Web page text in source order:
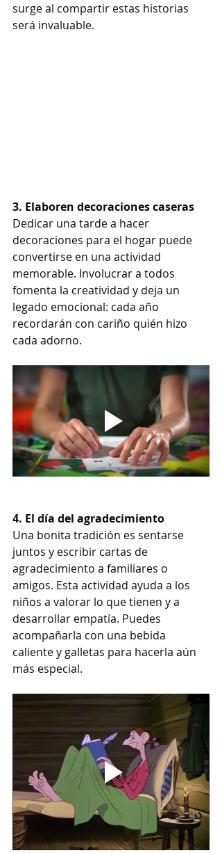
surge al compartir estas historias
será invaluable.
3. Elaboren decoraciones caseras
Dedicar una tarde a hacer
decoraciones para el hogar puede
convertirse en una actividad
memorable. Involucrar a todos
fomenta la creatividad y deja un
legado emocional: cada año
recordarán con cariño quién hizo
cada adorno.
4. El día del agradecimiento
Una bonita tradición es sentarse
juntos y escribir cartas de
agradecimiento a familiares o
amigos. Esta actividad ayuda a los
niños a valorar lo que tienen y a
desarrollar empatía. Puedes
acompañarla con una bebida
caliente y galletas para hacerla aún
más especial.